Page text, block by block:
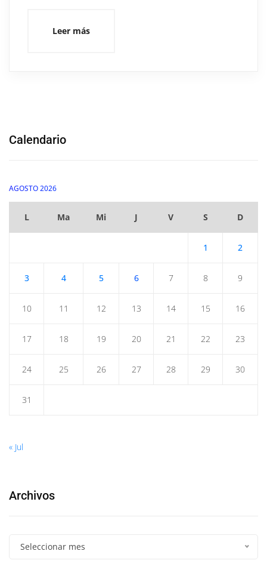
Leer más
Calendario
AGOSTO 2026
L Ma Mi J V S D
1 2
3 4 5 6 7 8 9
10 11 12 13 14 15 16
17 18 19 20 21 22 23
24 25 26 27 28 29 30
31
« Jul
Archivos
Seleccionar mes